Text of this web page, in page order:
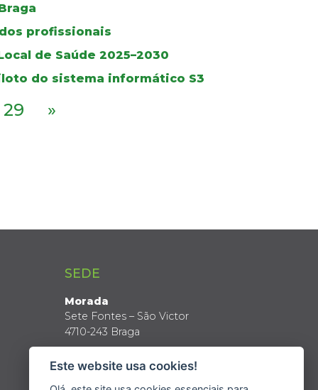
profissionais
de Saúde 2025–2030
do sistema informático S3
29 »
SEDE
Morada
Sete Fontes – São Victor
4710-243 Braga
Latitude: 41º 34’ N
Este website usa cookies!